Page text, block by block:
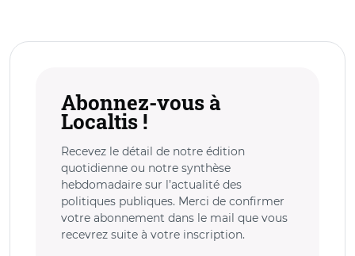
Abonnez-vous à
Localtis !
Recevez le détail de notre édition
quotidienne ou notre synthèse
hebdomadaire sur l’actualité des
politiques publiques. Merci de confirmer
votre abonnement dans le mail que vous
recevrez suite à votre inscription.